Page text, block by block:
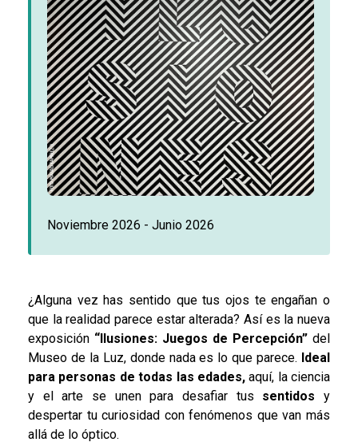
Noviembre 2026 - Junio 2026
¿Alguna vez has sentido que tus ojos te engañan o
que la realidad parece estar alterada? Así es la nueva
exposición “Ilusiones: Juegos de Percepción” del
Museo de la Luz, donde nada es lo que parece. Ideal
para personas de todas las edades,aquí, la ciencia
y el arte se unen para desafiar tus sentidos y
despertar tu curiosidad con fenómenos que van más
allá de lo óptico.